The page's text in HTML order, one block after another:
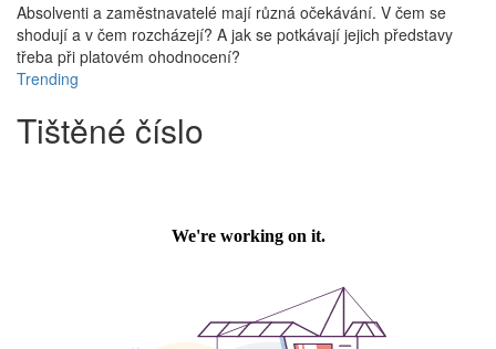
Absolventi a zaměstnavatelé mají různá očekávání. V čem se
shodují a v čem rozcházejí? A jak se potkávají jejich představy
třeba při platovém ohodnocení?
Trending
Tištěné číslo